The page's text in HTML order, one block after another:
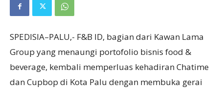
SPEDISIA–PALU,- F&B ID, bagian dari Kawan Lama
Group yang menaungi portofolio bisnis food &
beverage, kembali memperluas kehadiran Chatime
dan Cupbop di Kota Palu dengan membuka gerai